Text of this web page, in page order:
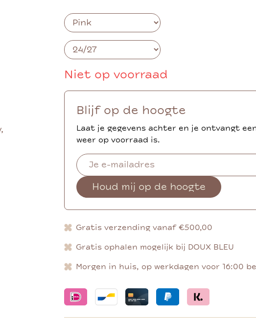
Niet op voorraad
Blijf op de hoogte
Laat je gegevens achter en je ontvangt
weer op voorraad is.
Houd mij op de hoogte
Gratis verzending vanaf €500,00
Gratis ophalen mogelijk bij DOUX BLEU
Morgen in huis, op werkdagen voor 16:00